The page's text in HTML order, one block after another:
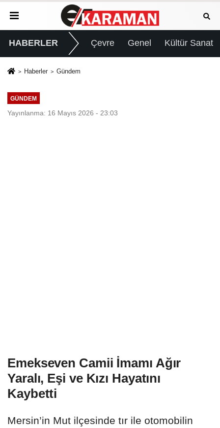
HABERLER Çevre Genel Kültür Sanat
Haberler Gündem
GÜNDEM
Yayınlanma: 16 Mayıs 2026 - 23:03
Emekseven Camii İmamı Ağır
Yaralı, Eşi ve Kızı Hayatını
Kaybetti
Mersin’in Mut ilçesinde tır ile otomobilin